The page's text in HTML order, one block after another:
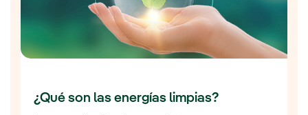
¿Qué son las energías limpias?